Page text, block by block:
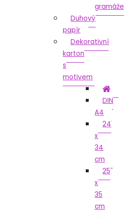
gramáže
Duhový
papír
Dekorativní
karton
s
motivem
DIN
A4
24
x
34
cm
25
x
35
cm